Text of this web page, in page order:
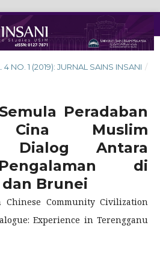
4 NO. 1 (2019): JURNAL SAINS INSANI /
Peradaban
Cina Muslim
Dialog Antara
di
Brunei
Chinese Community Civilization
Experience in Terengganu